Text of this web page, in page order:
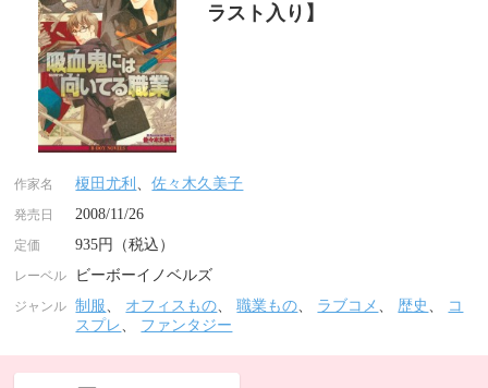
ラスト入り】
作家名 榎田尤利 、佐々木久美子
発売日 2008/11/26
定価 935円（税込）
レーベル ビーボーイノベルズ
ジャンル 制服、 オフィスもの、職業もの、 ラブコメ 、 歴史 、
コ
スプレ 、 ファンタジー